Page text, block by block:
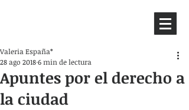
Apuntes por el derecho a
la ciudad
Valeria España*
28 ago 20186 min de lectura